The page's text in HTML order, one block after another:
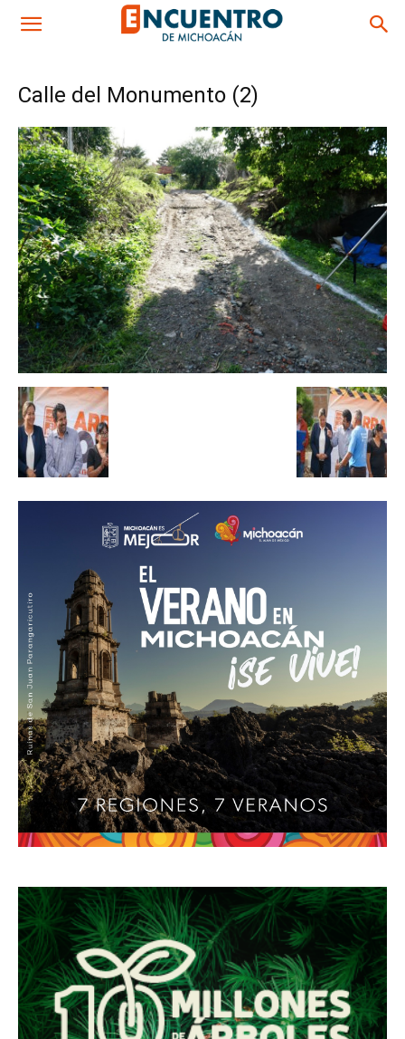
Calle del Monumento (2)